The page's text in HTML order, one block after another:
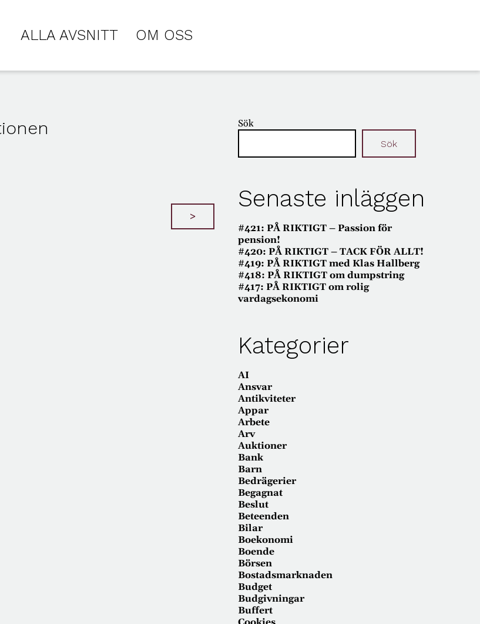
ALLA AVSNITT OM OSS
>
Sök
Sök
Senaste inläggen
#421: PÅ RIKTIGT – Passion för
pension!
#420: PÅ RIKTIGT – TACK FÖR ALLT!
#419: PÅ RIKTIGT med Klas Hallberg
#418: PÅ RIKTIGT om dumpstring
#417: PÅ RIKTIGT om rolig
vardagsekonomi
Kategorier
AI
Ansvar
Antikviteter
Appar
Arbete
Arv
Auktioner
Bank
Barn
Bedrägerier
Begagnat
Beslut
Beteenden
Bilar
Boekonomi
Boende
Börsen
Bostadsmarknaden
Budget
Budgivningar
Buffert